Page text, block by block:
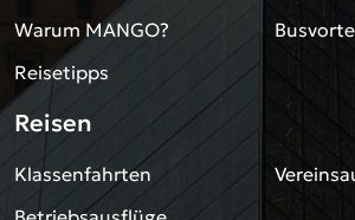
Warum MANGO?
Reisetipps
Reisen
Klassenfahrten